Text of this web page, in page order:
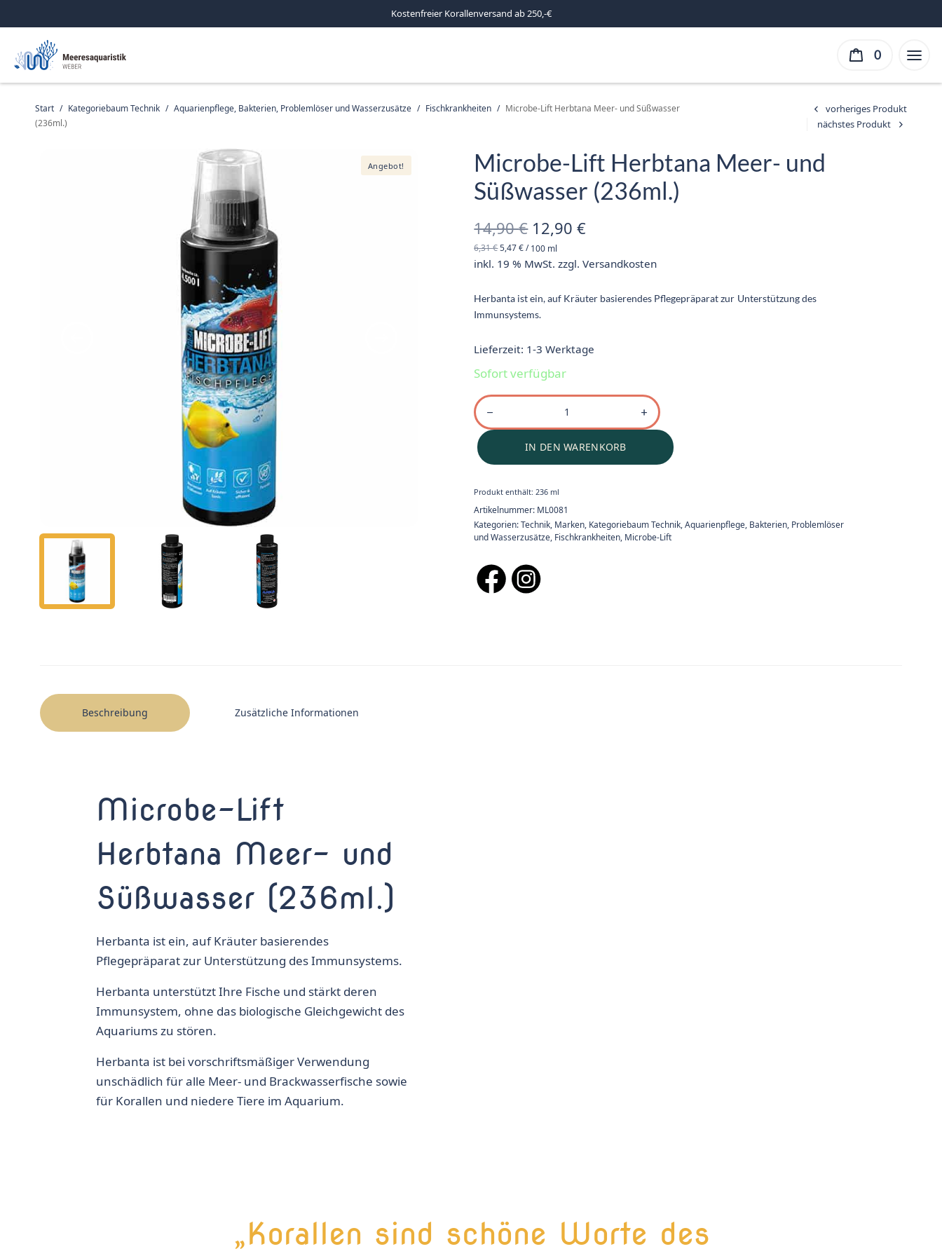
Kostenfreier Korallenversand ab 250,-€
0
Start / Kategoriebaum Technik / Aquarienpflege, Bakterien, Problemlöser und Wasserzusätze / Fischkrankheiten / Microbe-Lift Herbtana Meer- und Süßwasser
(236ml.)
Angebot!
Microbe-Lift Herbtana Meer- und
Süßwasser (236ml.)
14,90€ Ursprünglicher
Preis war:
12,90€
6,31€5,47€/100 ml
inkl. 19 % MwSt. zzgl.Versandkosten
Herbanta ist ein, auf Kräuter basierendes Pflegepräparat zur Unterstützung des
Immunsystems.
Lieferzeit: 1-3 Werktage
Sofort verfügbar
IN DEN WARENKORB
Produkt enthält: 236 ml
Artikelnummer: ML0081
Kategorien:Technik, Marken, Kategoriebaum Technik,Aquarienpflege, Bakterien, Problemlöser
und Wasserzusätze, Fischkrankheiten, Microbe-Lift
Beschreibung Zusätzliche Informationen
Microbe-Lift
Herbtana Meer- und
Süßwasser (236ml.)
Herbanta ist ein, auf Kräuter basierendes
Pflegepräparat zur Unterstützung des Immunsystems.
Herbanta unterstützt Ihre Fische und stärkt deren
Immunsystem, ohne das biologische Gleichgewicht des
Aquariums zu stören.
Herbanta ist bei vorschriftsmäßiger Verwendung
unschädlich für alle Meer- und Brackwasserfische sowie
für Korallen und niedere Tiere im Aquarium.
„Korallen sind schöne Worte des